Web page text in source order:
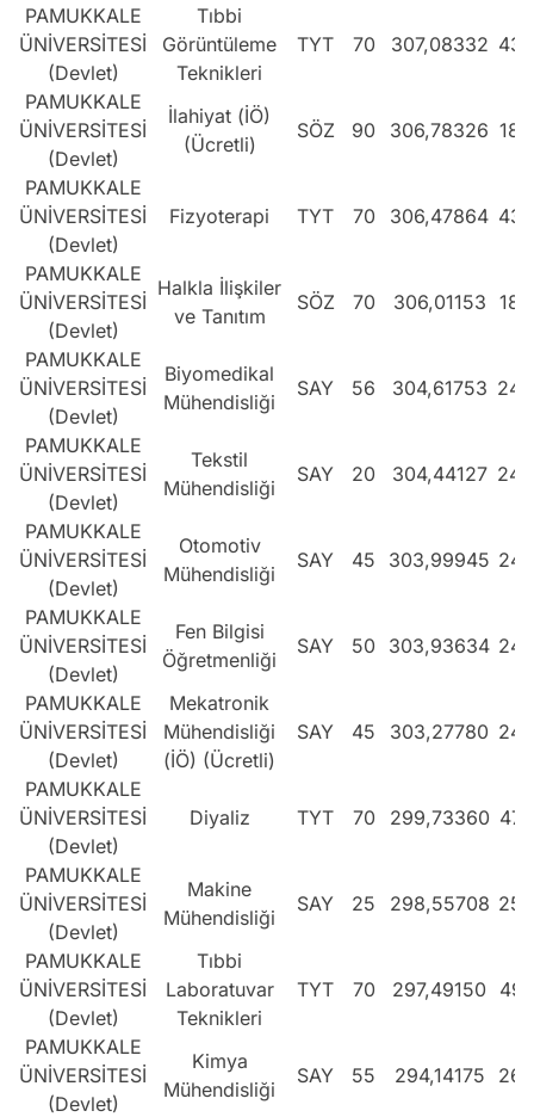
PAMUKKALE
ÜNİVERSİTESİ
(Devlet)
Tıbbi
Görüntüleme
Teknikleri
TYT 70 307,08332
PAMUKKALE
ÜNİVERSİTESİ
(Devlet)
İlahiyat (İÖ)
(Ücretli)
SÖZ 90 306,78326
PAMUKKALE
ÜNİVERSİTESİ
(Devlet)
Fizyoterapi TYT 70 306,47864
PAMUKKALE
ÜNİVERSİTESİ
(Devlet)
Halkla İlişkiler
ve Tanıtım
SÖZ 70 306,01153
PAMUKKALE
ÜNİVERSİTESİ
(Devlet)
Biyomedikal
Mühendisliği
SAY 56 304,61753
PAMUKKALE
ÜNİVERSİTESİ
(Devlet)
Tekstil
Mühendisliği
SAY 20 304,44127
PAMUKKALE
ÜNİVERSİTESİ
(Devlet)
Otomotiv
Mühendisliği
SAY 45 303,99945
PAMUKKALE
ÜNİVERSİTESİ
(Devlet)
Fen Bilgisi
Öğretmenliği
SAY 50 303,93634
PAMUKKALE
ÜNİVERSİTESİ
(Devlet)
Mekatronik
Mühendisliği
(İÖ) (Ücretli)
SAY 45 303,27780
PAMUKKALE
ÜNİVERSİTESİ
(Devlet)
Diyaliz TYT 70 299,73360
PAMUKKALE
ÜNİVERSİTESİ
(Devlet)
Makine
Mühendisliği
SAY 25 298,55708
PAMUKKALE
ÜNİVERSİTESİ
(Devlet)
Tıbbi
Laboratuvar
Teknikleri
TYT 70 297,49150
PAMUKKALE
ÜNİVERSİTESİ
(Devlet)
Kimya
Mühendisliği
SAY 55 294,14175